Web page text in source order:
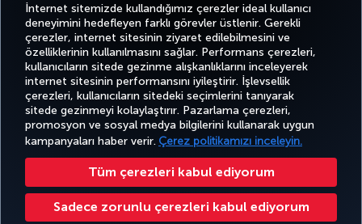
İnternet sitemizde kullandığımız çerezler ideal kullanıcı
deneyimini hedefleyen farklı görevler üstlenir. Gerekli
çerezler, internet sitesinin ziyaret edilebilmesini ve
özelliklerinin kullanılmasını sağlar. Performans çerezleri,
kullanıcıların sitede gezinme alışkanlıklarını inceleyerek
internet sitesinin performansını iyileştirir. İşlevsellik
çerezleri, kullanıcıların sitedeki seçimlerini tanıyarak
sitede gezinmeyi kolaylaştırır. Pazarlama çerezleri,
promosyon ve sosyal medya bilgilerini kullanarak uygun
kampanyaları haber verir. Çerez politikamızı inceleyin.
Tüm çerezleri kabul ediyorum
Sadece zorunlu çerezleri kabul ediyorum
TwitterFacebook
Instagram
YoutubeLinkedIn
TiktokBlogPinterest
BİLET
AL VE
YÖNET
DENEYİM
FIRSATLAR
VE UÇUŞ
NOKTALARI
YARDIM MILES&SMILES
Bilgi Toplumu Hizmetleri Erişilebilirlik Gizlilik ve Çerez Politikası Yasal Uyarı Yolcu Hakları
Çerez Ayarlarını Değiştir